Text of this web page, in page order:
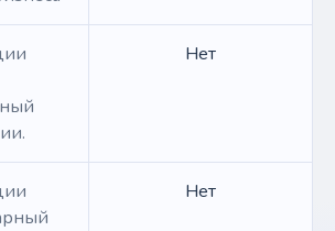
Нет
Нет